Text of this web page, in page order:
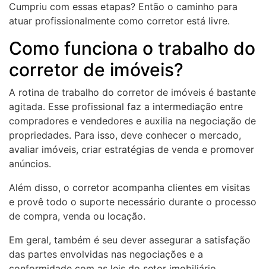
Cumpriu com essas etapas? Então o caminho para
atuar profissionalmente como corretor está livre.
Como funciona o trabalho do
corretor de imóveis?
A rotina de trabalho do corretor de imóveis é bastante
agitada. Esse profissional faz a intermediação entre
compradores e vendedores e auxilia na negociação de
propriedades. Para isso, deve conhecer o mercado,
avaliar imóveis, criar estratégias de venda e promover
anúncios.
Além disso, o corretor acompanha clientes em visitas
e provê todo o suporte necessário durante o processo
de compra, venda ou locação.
Em geral, também é seu dever assegurar a satisfação
das partes envolvidas nas negociações e a